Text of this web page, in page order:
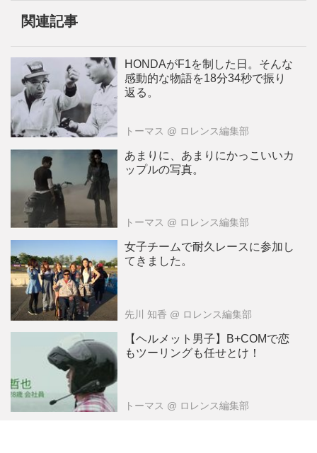
関連記事
HONDAがF1を制した日。そんな
感動的な物語を18分34秒で振り
返る。
トーマス @ ロレンス編集部
あまりに、あまりにかっこいいカ
ップルの写真。
トーマス @ ロレンス編集部
女子チームで耐久レースに参加し
てきました。
先川 知香 @ ロレンス編集部
【ヘルメット男子】B+COMで恋
もツーリングも任せとけ！
トーマス @ ロレンス編集部